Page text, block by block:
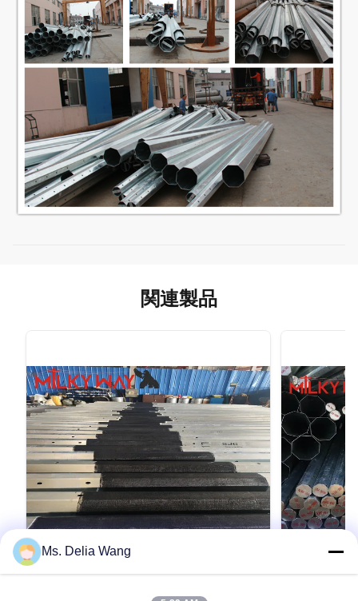
関連製品
Ms. Delia Wang